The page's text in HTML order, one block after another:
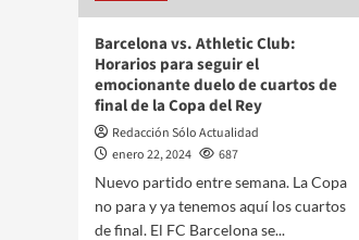
Barcelona vs. Athletic Club:
Horarios para seguir el
emocionante duelo de cuartos de
final de la Copa del Rey
Redacción Sólo Actualidad
enero 22, 2024
687
Nuevo partido entre semana. La Copa
no para y ya tenemos aquí los cuartos
de final. El FC Barcelona se...